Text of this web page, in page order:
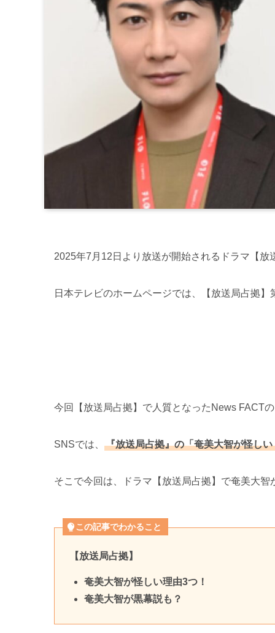
2025年7月12日より放送が開始されるドラマ【放
日本テレビのホームページでは、【放送局占拠
今回【放送局占拠】で人質となったNews FACT
SNSでは、 『放送局占拠』の「奄美大智が怪しい
そこで今回は、ドラマ【放送局占拠】で奄美大
この記事でわかること
【放送局占拠】
奄美大智が怪しい理由3つ！
奄美大智が黒幕説も？